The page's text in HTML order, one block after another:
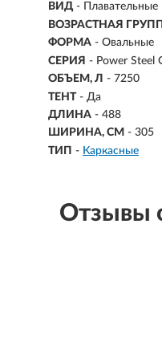
ВИД - Плавательные
ВОЗРАСТНАЯ
ФОРМА - Овальные
СЕРИЯ - Power Steel
ОБЪЕМ, Л - 7250
ТЕНТ - Да
ДЛИНА - 488
ШИРИНА, СМ - 305
ТИП - Каркасные
Отзывы